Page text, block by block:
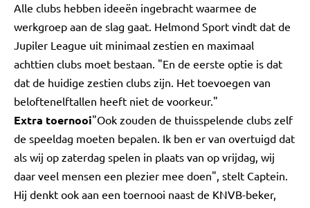
Alle clubs hebben ideeën ingebracht waarmee de
werkgroep aan de slag gaat. Helmond Sport vindt dat de
Jupiler League uit minimaal zestien en maximaal
achttien clubs moet bestaan. "En de eerste optie is dat
dat de huidige zestien clubs zijn. Het toevoegen van
beloftenelftallen heeft niet de voorkeur."
Extra toernooi"Ook zouden de thuisspelende clubs zelf
de speeldag moeten bepalen. Ik ben er van overtuigd dat
als wij op zaterdag spelen in plaats van op vrijdag, wij
daar veel mensen een plezier mee doen", stelt Captein.
Hij denkt ook aan een toernooi naast de KNVB-beker,